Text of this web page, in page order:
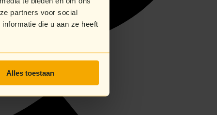
partners voor social
die u aan ze heeft
Alles toestaan